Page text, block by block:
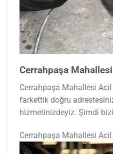
Cerrahpaşa
Cerrahpaşa Mahallesi Acil
farkettik doğru
hizmetinizdeyiz. Şimdi bizi
Cerrahpaşa Mahallesi